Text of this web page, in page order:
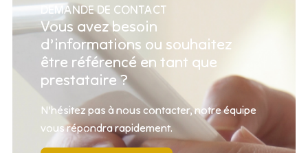
DEMANDE DE CONTACT
Vous avez besoin
d’informations ou souhaitez
être référencé en tant que
prestataire ?
N’hésitez pas à nous contacter, notre équipe
vous répondra rapidement.